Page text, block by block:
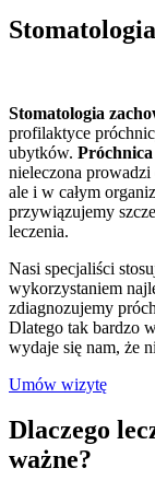
Stomatologia
profilaktyce
ubytków. Próchnica
nieleczona
ale i w całym
przywiązujemy
leczenia.
Nasi specjaliści
wykorzystaniem
zdiagnozujemy
Dlatego tak bardzo
wydaje się nam, że
Umów wizytę
Dlaczego
ważne?